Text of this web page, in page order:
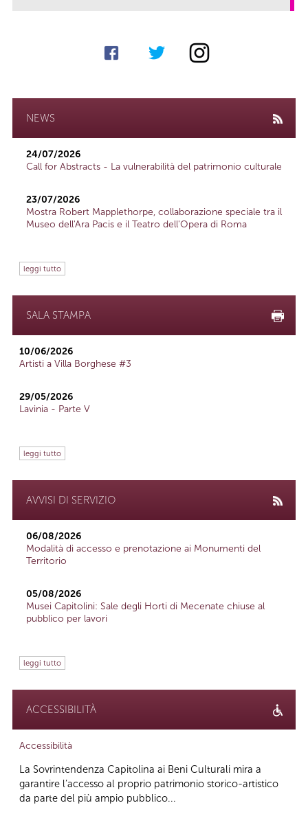
NEWS
24/07/2026
Call for Abstracts - La vulnerabilità del patrimonio culturale
23/07/2026
Mostra Robert Mapplethorpe, collaborazione speciale tra il
Museo dell'Ara Pacis e il Teatro dell'Opera di Roma
leggi tutto
SALA STAMPA
10/06/2026
Artisti a Villa Borghese #3
29/05/2026
Lavinia - Parte V
leggi tutto
AVVISI DI SERVIZIO
06/08/2026
Modalità di accesso e prenotazione ai Monumenti del
Territorio
05/08/2026
Musei Capitolini: Sale degli Horti di Mecenate chiuse al
pubblico per lavori
leggi tutto
ACCESSIBILITÀ
Accessibilità
La Sovrintendenza Capitolina ai Beni Culturali mira a
garantire l’accesso al proprio patrimonio storico-artistico
da parte del più ampio pubblico...